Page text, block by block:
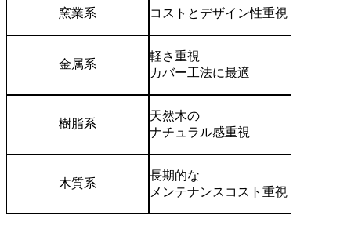
窯業系 コストとデザイン性重視
金属系
軽さ重視
カバー工法に最適
樹脂系
天然木の
ナチュラル感重視
木質系
長期的な
メンテナンスコスト重視